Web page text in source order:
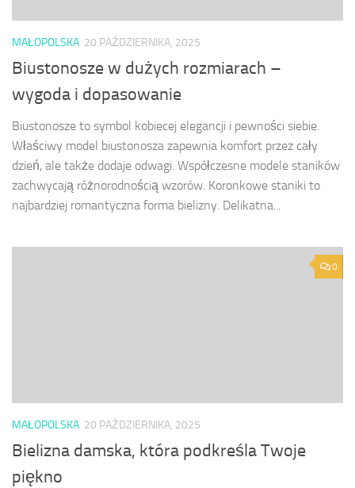
MAŁOPOLSKA 20 PAŹDZIERNIKA, 2025
Biustonosze w dużych rozmiarach –
wygoda i dopasowanie
Biustonosze to symbol kobiecej elegancji i pewności siebie.
Właściwy model biustonosza zapewnia komfort przez cały
dzień, ale także dodaje odwagi. Współczesne modele staników
zachwycają różnorodnością wzorów. Koronkowe staniki to
najbardziej romantyczna forma bielizny. Delikatna...
0
MAŁOPOLSKA 20 PAŹDZIERNIKA, 2025
Bielizna damska, która podkreśla Twoje
piękno